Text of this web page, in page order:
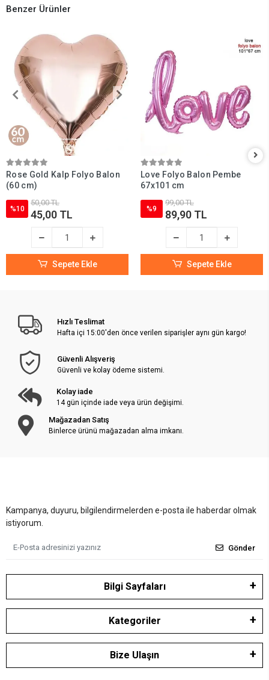
Benzer Ürünler
Rose Gold Kalp Folyo Balon
(60 cm)
%10
50,00 TL
45,00 TL
Sepete Ekle
Love Folyo Balon Pembe
67x101 cm
%9
99,00 TL
89,90 TL
Sepete Ekle
Hızlı Teslimat
Hafta içi 15:00'den önce verilen siparişler aynı gün kargo!
Güvenli Alışveriş
Güvenli ve kolay ödeme sistemi.
Kolay iade
14 gün içinde iade veya ürün değişimi.
Mağazadan Satış
Binlerce ürünü mağazadan alma imkanı.
Kampanya, duyuru, bilgilendirmelerden e-posta ile haberdar olmak
istiyorum.
Gönder
Bilgi Sayfaları
Kategoriler
Bize Ulaşın